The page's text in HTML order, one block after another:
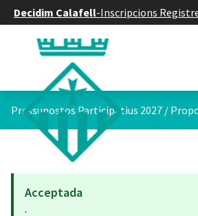
Decidim Calafell-Inscripcions
Pressupostos Participatius 2027 /
Acceptada
.